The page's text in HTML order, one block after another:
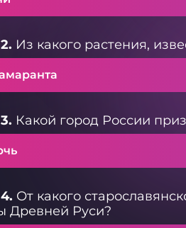
Из какого растения,
Какой город России
От какого
Древней Руси?